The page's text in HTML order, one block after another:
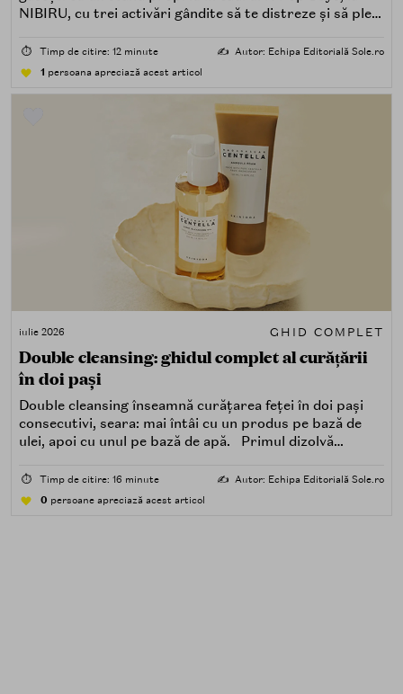
NIBIRU, cu trei activări gândite să te distreze și să pleci
⏱️ Timp de citire: 12 minute ✍️ Autor: Echipa Editorială Sole.ro
1 persoana apreciază acest articol
iulie 2026 GHID COMPLET
Double cleansing: ghidul complet al curățării
în doi pași
Double cleansing înseamnă curățarea feței în doi pași
consecutivi, seara: mai întâi cu un produs pe bază de
ulei, apoi cu unul pe bază de apă. Primul dizolvă
poluare. Al doilea îndepărtează impuritățile solubile în
⏱️ Timp de citire: 16 minute ✍️ Autor: Echipa Editorială Sole.ro
0 persoane apreciază acest articol